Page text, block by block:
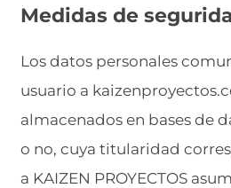
Medidas de
Los datos personales
usuario a
almacenados en bases de
o no, cuya titularidad
a KAIZEN PROYECTOS